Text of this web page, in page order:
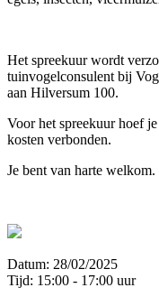
Het spreekuur wordt
tuinvogelconsulent bij
aan Hilversum 100.
Voor het spreekuur hoef
kosten verbonden.
Je bent van harte welkom.
Datum: 28/02/2025
Tijd: 15:00 - 17:00 uur